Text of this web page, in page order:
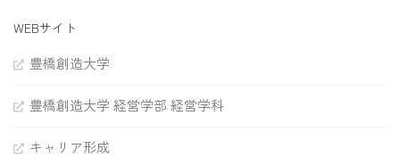
WEBサイト
豊橋創造大学
豊橋創造大学 経営学部 経営学科
キャリア形成